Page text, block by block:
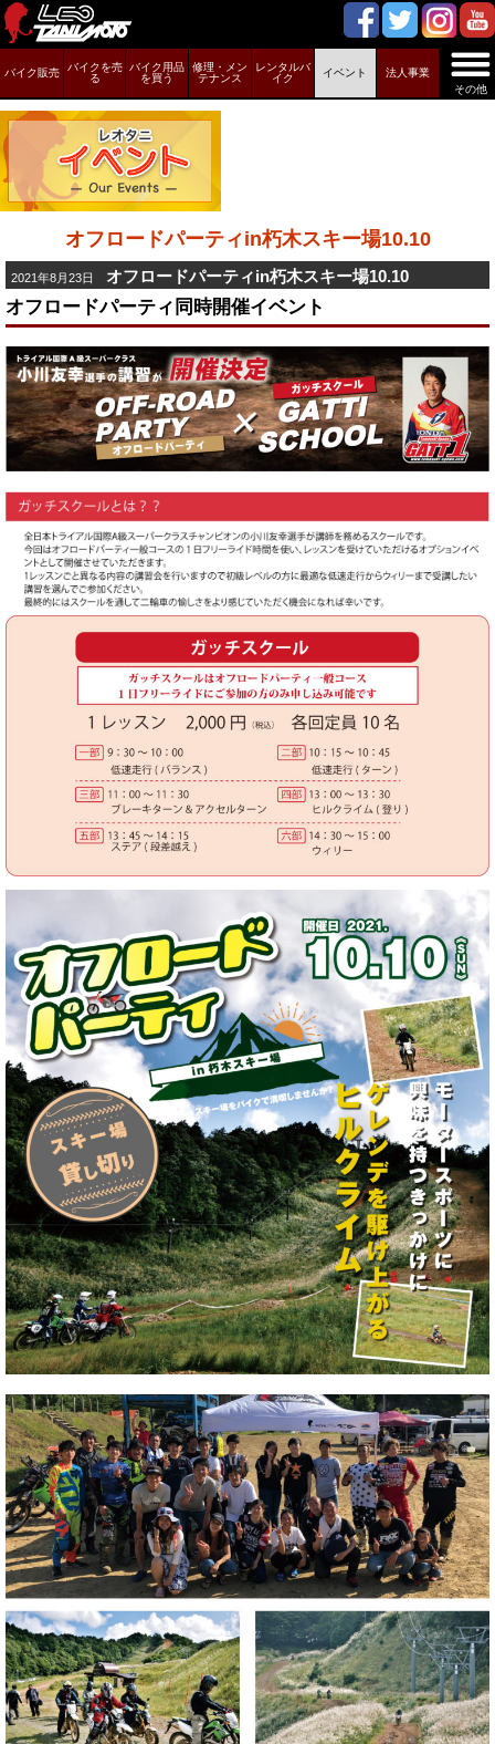
その他
バイク販売
バイクを売
る
バイク用品
を買う
修理・メン
テナンス
レンタルバ
イク
イベント 法人事業
オフロードパーティin朽木スキー場10.10
2021年8月23日 オフロードパーティin朽木スキー場10.10
オフロードパーティ同時開催イベント